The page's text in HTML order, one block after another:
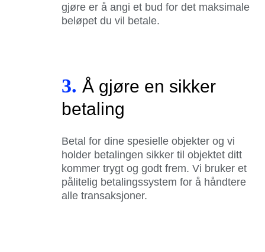
gjøre er å angi et bud for det maksimale
beløpet du vil betale.
3. Å gjøre en sikker
betaling
Betal for dine spesielle objekter og vi
holder betalingen sikker til objektet ditt
kommer trygt og godt frem. Vi bruker et
pålitelig betalingssystem for å håndtere
alle transaksjoner.